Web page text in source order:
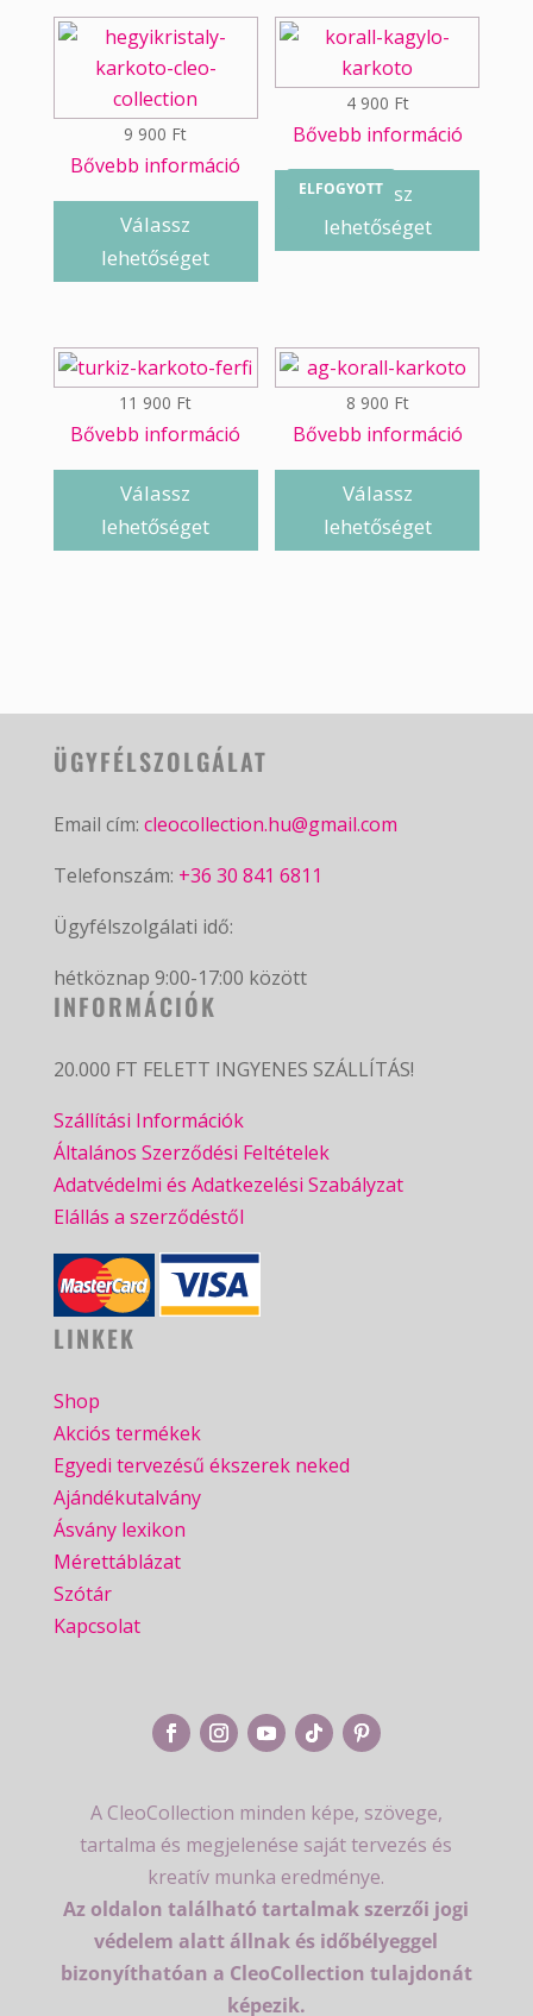
9 900 Ft
Bővebb információ
Válassz
lehetőséget
ELFOGYOTT
4 900 Ft
Bővebb információ
Válassz
lehetőséget
11 900 Ft
Bővebb információ
Válassz
lehetőséget
8 900 Ft
Bővebb információ
Válassz
lehetőséget
ÜGYFÉLSZOLGÁLAT
Email cím: cleocollection.hu@gmail.com
Telefonszám: +36 30 841 6811
Ügyfélszolgálati idő:
hétköznap 9:00-17:00 között
INFORMÁCIÓK
20.000 FT FELETT INGYENES SZÁLLÍTÁS!
Szállítási Információk
Általános Szerződési Feltételek
Adatvédelmi és Adatkezelési Szabályzat
Elállás a szerződéstől
LINKEK
Shop
Akciós termékek
Egyedi tervezésű ékszerek neked
Ajándékutalvány
Ásvány lexikon
Mérettáblázat
Szótár
Kapcsolat
A CleoCollection minden képe, szövege,
tartalma és megjelenése saját tervezés és
kreatív munka eredménye.
Az oldalon található tartalmak szerzői jogi
védelem alatt állnak és időbélyeggel
bizonyíthatóan a CleoCollection tulajdonát
képezik.